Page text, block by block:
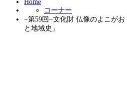
Home
コーナー
−第59回−文化財 仏像のよこが
と地域史」